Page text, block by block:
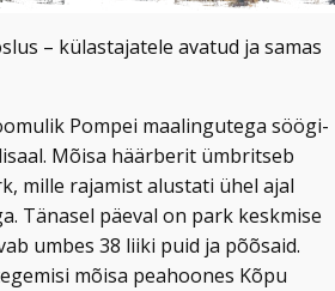
– külastajatele avatud ja samas
Pompei maalingutega söögi-
Mõisa häärberit ümbritseb
mille rajamist alustati ühel ajal
Tänasel päeval on park keskmise
umbes 38 liiki puid ja põõsaid.
mõisa peahoones Kõpu